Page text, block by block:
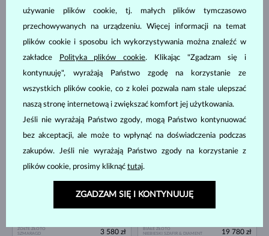
BIAŁE ZŁOTO
NIEBIESKI SZAFIR & DIAMENT
5 980 zł
ŻÓŁTE ZŁOTO
3 380 zł
ŻÓŁTE ZŁOTO
SZMARAGD
3 580 zł
BIAŁE ZŁOTO
NIEBIESKI SZAFIR & DIAMENT
DOSTĘPNE
19 780 zł
używanie plików cookie, tj. małych plików tymczasowo
przechowywanych na urządzeniu. Więcej informacji na temat
plików cookie i sposobu ich wykorzystywania można znaleźć w
zakładce
Polityka plików cookie. Klikając "Zgadzam się i
kontynuuję", wyrażają Państwo zgodę na korzystanie ze
wszystkich plików cookie, co z kolei pozwala nam stale ulepszać
naszą stronę internetową i zwiększać komfort jej użytkowania.
Jeśli nie wyrażają Państwo zgody, mogą Państwo kontynuować
bez akceptacji, ale może to wpłynąć na doświadczenia podczas
zakupów. Jeśli nie wyrażają Państwo zgody na korzystanie z
plików cookie, prosimy kliknąć tutaj.
ZGADZAM SIĘ I KONTYNUUJĘ